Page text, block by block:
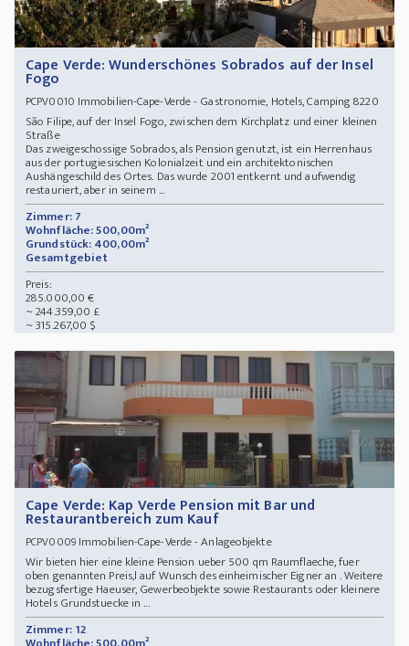
Cape Verde: Wunderschönes Sobrados auf der Insel
Fogo
PCPV0010 Immobilien-Cape-Verde - Gastronomie, Hotels, Camping 8220
São Filipe, auf der Insel Fogo, zwischen dem Kirchplatz und einer kleinen
Straße
Das zweigeschossige Sobrados, als Pension genutzt, ist ein Herrenhaus
aus der portugiesischen Kolonialzeit und ein architektonischen
Aushängeschild des Ortes. Das wurde 2001 entkernt und aufwendig
restauriert, aber in seinem ...
Zimmer: 7
Wohnfläche: 500,00m²
Grundstück: 400,00m²
Gesamtgebiet
Preis:
285.000,00 €
~ 244.359,00 £
~ 315.267,00 $
Cape Verde: Kap Verde Pension mit Bar und
Restaurantbereich zum Kauf
PCPV0009Immobilien-Cape-Verde - Anlageobjekte
Wir bieten hier eine kleine Pension ueber 500 qm Raumflaeche, fuer
oben genannten Preis,l auf Wunsch des einheimischer Eigner an . Weitere
bezugsfertige Haeuser, Gewerbeobjekte sowie Restaurants oder kleinere
Hotels Grundstuecke in ...
Zimmer: 12